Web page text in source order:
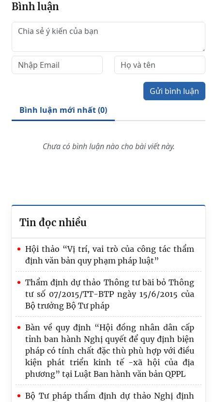
Bình luận
Gửi bình luận
Bình luận mới nhất (0)
Chưa có bình luận nào cho bài viết này.
Tin đọc nhiều
Hội thảo “Vị trí, vai trò của công tác thẩm
định văn bản quy phạm pháp luật”
Thẩm định dự thảo Thông tư bãi bỏ Thông
tư số 07/2015/TT-BTP ngày 15/6/2015 của
Bộ trưởng Bộ Tư pháp
Bàn về quy định “Hội đồng nhân dân cấp
tỉnh ban hành Nghị quyết để quy định biện
pháp có tính chất đặc thù phù hợp với điều
kiện phát triển kinh tế -xã hội của địa
phương” tại Luật Ban hành văn bản QPPL
Bộ Tư pháp thẩm định dự thảo Nghị định